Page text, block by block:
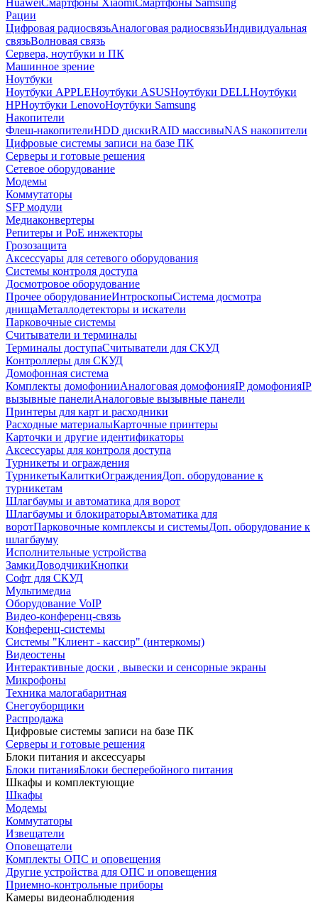
HuaweiСмартфоны XiaomiСмартфоны Samsung
Рации
Цифровая радиосвязьАналоговая радиосвязьИндивидуальная
связьВолновая связь
Сервера, ноутбуки и ПК
Машинное зрение
Ноутбуки
Ноутбуки APPLEНоутбуки ASUSНоутбуки DELLНоутбуки
HPНоутбуки LenovoНоутбуки Samsung
Накопители
Флеш-накопителиHDD дискиRAID массивыNAS накопители
Цифровые системы записи на базе ПК
Серверы и готовые решения
Сетевое оборудование
Модемы
Коммутаторы
SFP модули
Медиаконвертеры
Репитеры и PoE инжекторы
Грозозащита
Аксессуары для сетевого оборудования
Системы контроля доступа
Досмотровое оборудование
Прочее оборудованиеИнтроскопыСистема досмотра
днищаМеталлодетекторы и искатели
Парковочные системы
Считыватели и терминалы
Терминалы доступаСчитыватели для СКУД
Контроллеры для СКУД
Домофонная система
Комплекты домофонииАналоговая домофонияIP домофонияIP
вызывные панелиАналоговые вызывные панели
Принтеры для карт и расходники
Расходные материалыКарточные принтеры
Карточки и другие идентификаторы
Аксессуары для контроля доступа
Турникеты и ограждения
ТурникетыКалиткиОгражденияДоп. оборудование к
турникетам
Шлагбаумы и автоматика для ворот
Шлагбаумы и блокираторыАвтоматика для
воротПарковочные комплексы и системыДоп. оборудование к
шлагбауму
Исполнительные устройства
ЗамкиДоводчикиКнопки
Софт для СКУД
Мультимедиа
Оборудование VoIP
Видео-конференц-связь
Конференц-системы
Системы "Клиент - кассир" (интеркомы)
Видеостены
Интерактивные доски , вывески и сенсорные экраны
Микрофоны
Техника малогабаритная
Снегоуборщики
Распродажа
Цифровые системы записи на базе ПК
Серверы и готовые решения
Блоки питания и аксессуары
Блоки питанияБлоки бесперебойного питания
Шкафы и комплектующие
Шкафы
Модемы
Коммутаторы
Извещатели
Оповещатели
Комплекты ОПС и оповещения
Другие устройства для ОПС и оповещения
Приемно-контрольные приборы
Камеры видеонаблюдения